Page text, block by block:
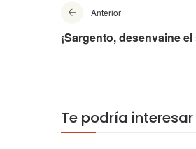
Anterior
¡Sargento, desenvaine
Te podría interesar